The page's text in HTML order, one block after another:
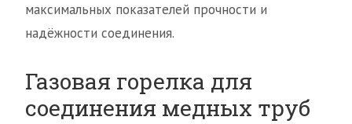
максимальных показателей прочности и
надёжности соединения.
Газовая горелка для
соединения медных труб